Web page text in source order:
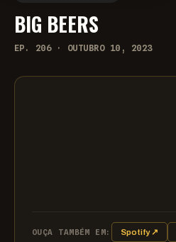
BIG BEERS
EP. 206 · OUTUBRO 10, 2023
OUÇA TAMBÉM EM: Spotify ↗